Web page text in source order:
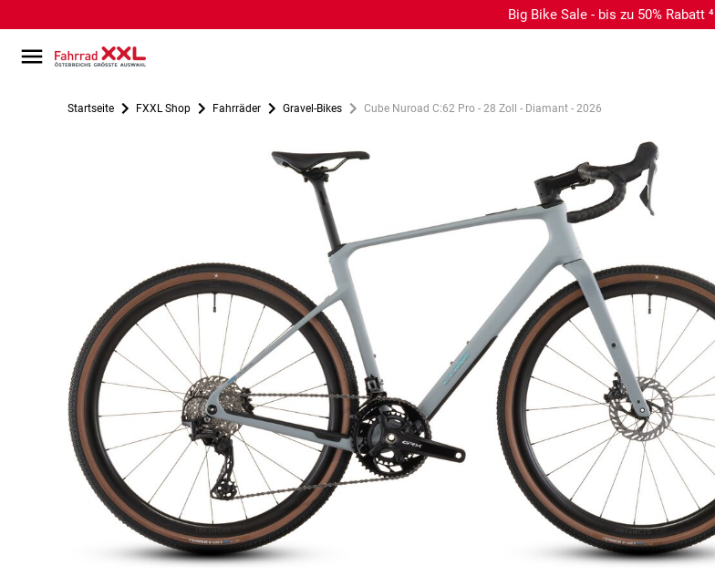
Big Bike Sale - bis zu 50% Rabatt ⁴
Startseite FXXL Shop Fahrräder Gravel-Bikes Cube Nuroad C:62 Pro - 28 Zoll - Diamant - 2026